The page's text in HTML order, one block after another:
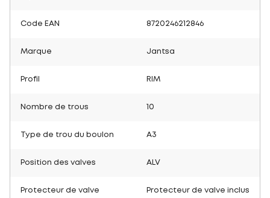
Code EAN 8720246212846
Marque Jantsa
Profil RIM
Nombre de trous 10
Type de trou du boulon A3
Position des valves ALV
Protecteur de valve Protecteur de valve inclus